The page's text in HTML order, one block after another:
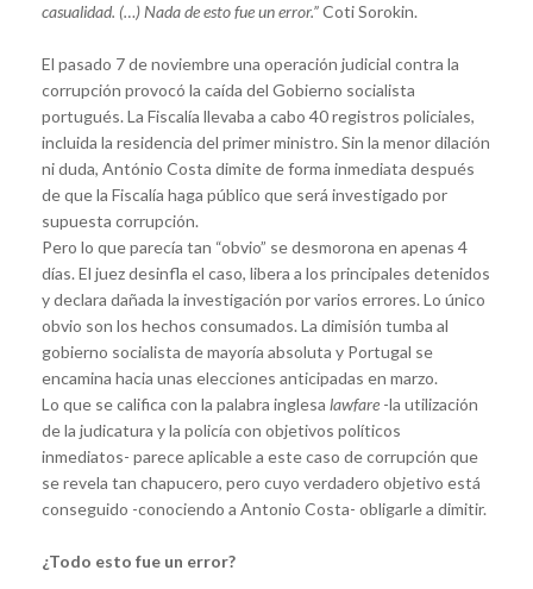
casualidad. (…) Nada de esto fue un error.”Coti Sorokin.
El pasado 7 de noviembre una operación judicial contra la
corrupción provocó la caída del Gobierno socialista
portugués. La Fiscalía llevaba a cabo 40 registros policiales,
incluida la residencia del primer ministro. Sin la menor dilación
ni duda, António Costa dimite de forma inmediata después
de que la Fiscalía haga público que será investigado por
supuesta corrupción.
Pero lo que parecía tan “obvio” se desmorona en apenas 4
días. El juez desinfla el caso, libera a los principales detenidos
y declara dañada la investigación por varios errores. Lo único
obvio son los hechos consumados. La dimisión tumba al
gobierno socialista de mayoría absoluta y Portugal se
encamina hacia unas elecciones anticipadas en marzo.
Lo que se califica con la palabra inglesa lawfare -la utilización
de la judicatura y la policía con objetivos políticos
inmediatos- parece aplicable a este caso de corrupción que
se revela tan chapucero, pero cuyo verdadero objetivo está
conseguido -conociendo a Antonio Costa- obligarle a dimitir.
¿Todo esto fue un error?